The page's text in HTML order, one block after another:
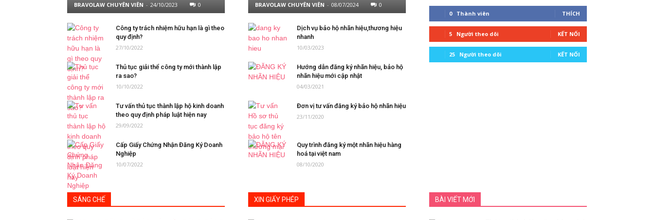
BRAVOLAW CHUYÊN VIÊN - 24/10/2023 0
Công ty trách nhiệm hữu hạn là gì theo
quy định?
27/10/2022
Thủ tục giải thể công ty mới thành lập
ra sao?
10/10/2022
Tư vấn thủ tục thành lập hộ kinh doanh
theo quy định pháp luật hiện nay
29/09/2022
Cấp Giấy Chứng Nhận Đăng Ký Doanh
Nghiệp
10/07/2022
BRAVOLAW CHUYÊN VIÊN - 08/07/2024 0
Dịch vụ bảo hộ nhãn hiệu,thương hiệu
nhanh
10/03/2023
Hướng dẫn đăng ký nhãn hiệu, bảo hộ
nhãn hiệu mới cập nhật
04/03/2021
Đơn vị tư vấn đăng ký bảo hộ nhãn hiệu
23/11/2020
Quy trình đăng ký một nhãn hiệu hàng
hoá tại việt nam
08/10/2020
0 Thành viên THÍCH
5 Người theo dõi KẾT NỐI
25 Người theo dõi KẾT NỐI
SÁNG CHẾ XIN GIẤY PHÉP BÀI VIẾT MỚI